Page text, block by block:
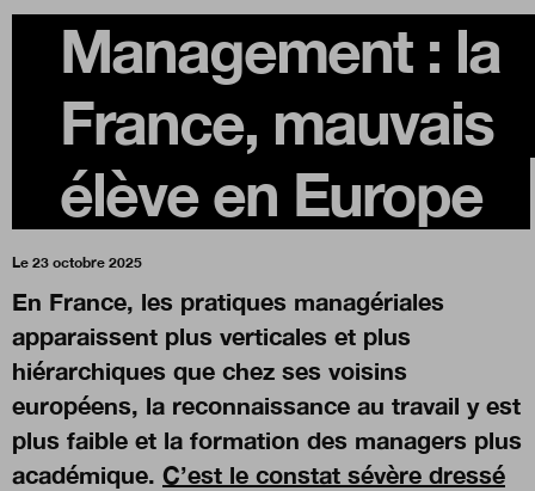
Rubriques
Thèmes
Numéros
Boutique
Qui sommes-nous ?
Management : la
France, mauvais
élève en Europe
Le 23 octobre 2025
En France, les pratiques managériales
apparaissent plus verticales et plus
hiérarchiques que chez ses voisins
européens, la reconnaissance au travail y est
plus faible et la formation des managers plus
académique. C’est le constat sévère dressé